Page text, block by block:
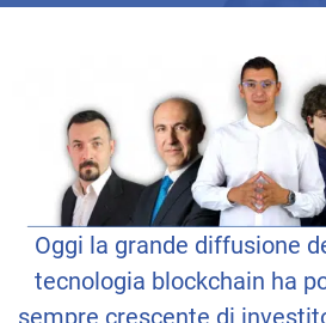
Oggi la grande diffusione
tecnologia blockchain ha
sempre crescente di